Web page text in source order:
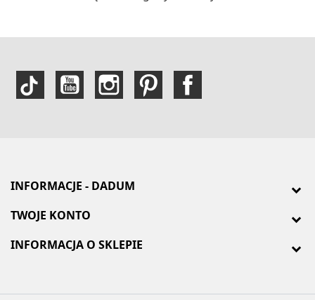
INFORMACJE - DADUM
TWOJE KONTO
INFORMACJA O SKLEPIE